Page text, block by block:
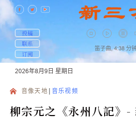
投稿
联系
订阅
笛子曲, 4:38 分
2026年8月9日 星期日
音像天地 音乐视频
柳宗元之《永州八記》-